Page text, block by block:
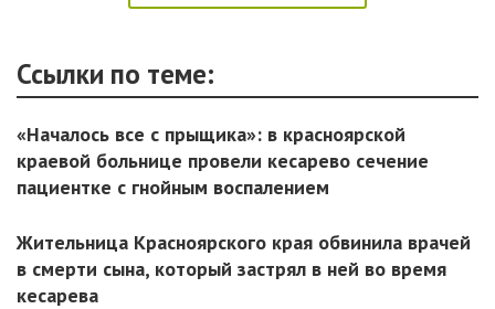
Ссылки по теме:
«Началось все с прыщика»: в красноярской
краевой больнице провели кесарево сечение
пациентке с гнойным воспалением
Жительница Красноярского края обвинила врачей
в смерти сына, который застрял в ней во время
кесарева